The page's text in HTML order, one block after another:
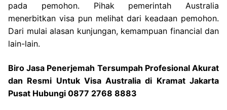
pada pemohon. Pihak pemerintah Australia
menerbitkan visa pun melihat dari keadaan pemohon.
Dari mulai alasan kunjungan, kemampuan financial dan
lain-lain.
Biro Jasa Penerjemah Tersumpah Profesional Akurat
dan Resmi Untuk Visa Australia di Kramat Jakarta
Pusat Hubungi 0877 2768 8883